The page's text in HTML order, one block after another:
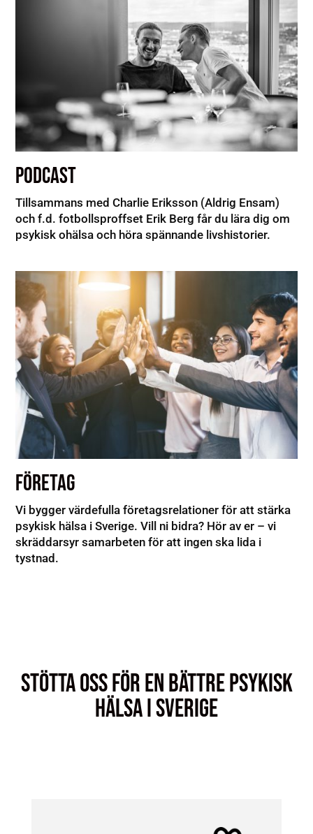
PODCAST
Tillsammans med Charlie Eriksson (Aldrig Ensam)
och f.d. fotbollsproffset Erik Berg får du lära dig om
psykisk ohälsa och höra spännande livshistorier.
FÖRETAG
Vi bygger värdefulla företagsrelationer för att stärka
psykisk hälsa i Sverige. Vill ni bidra? Hör av er – vi
skräddarsyr samarbeten för att ingen ska lida i
tystnad.
STÖTTA OSS FÖR EN BÄTTRE PSYKISK
HÄLSA I SVERIGE